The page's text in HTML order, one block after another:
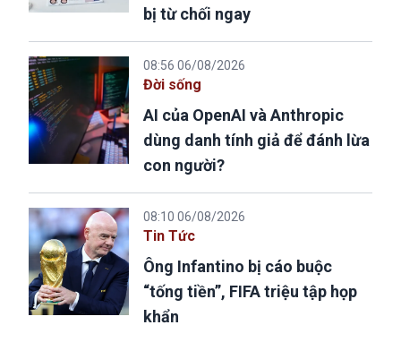
bị từ chối ngay
08:56 06/08/2026
Đời sống
AI của OpenAI và Anthropic
dùng danh tính giả để đánh lừa
con người?
08:10 06/08/2026
Tin Tức
Ông Infantino bị cáo buộc
“tống tiền”, FIFA triệu tập họp
khẩn